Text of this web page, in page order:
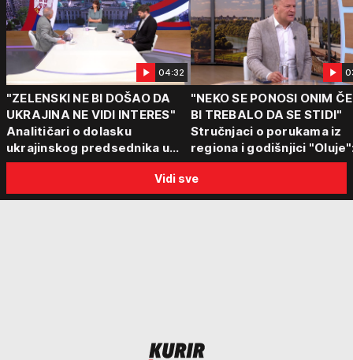
04:32
"ZELENSKI NE BI DOŠAO DA
UKRAJINA NE VIDI INTERES"
Analitičari o dolasku
ukrajinskog predsednika u
Beograd: "Srbija može da
"NEKO SE PONOSI ONIM
BI TREBALO DA SE STIDI"
Stručnjaci o porukama iz
regiona i godišnjici
"Ponos na stradanje je
anticivilizacijska poruka"
Vidi sve